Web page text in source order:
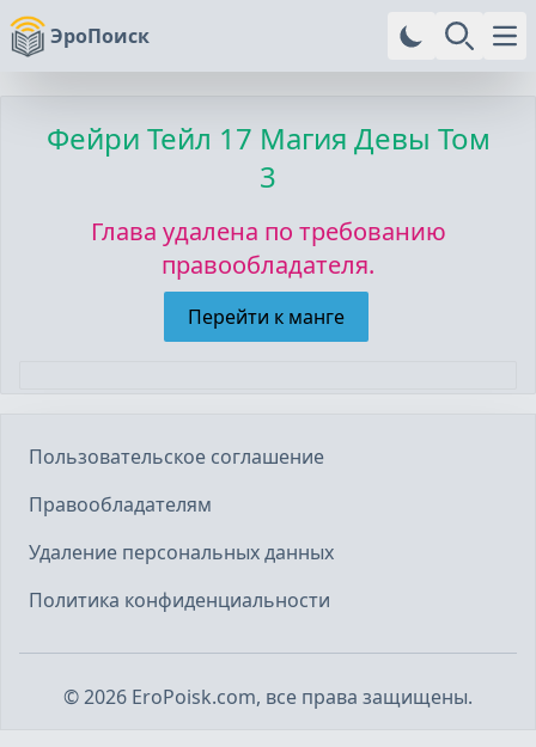
ЭроПоиск
Фейри Тейл 17 Магия Девы Том
3
Глава удалена по требованию
правообладателя.
Перейти к манге
Пользовательское соглашение
Правообладателям
Удаление персональных данных
Политика конфиденциальности
©2026 EroPoisk.com, все права защищены.